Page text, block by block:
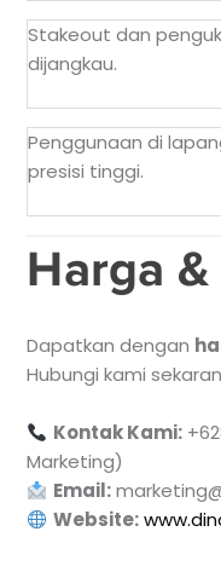
Stakeout dan
dijangkau.
Penggunaan di
presisi tinggi.
Harga
Dapatkan dengan
Hubungi kami
Kontak Kami:
Marketing)
Email:
Website: